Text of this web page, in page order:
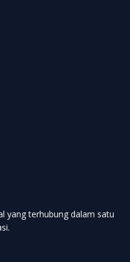
yang terhubung dalam satu